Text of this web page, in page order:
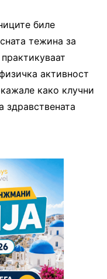
биле
тежина за
активност
како клучни
здравствената